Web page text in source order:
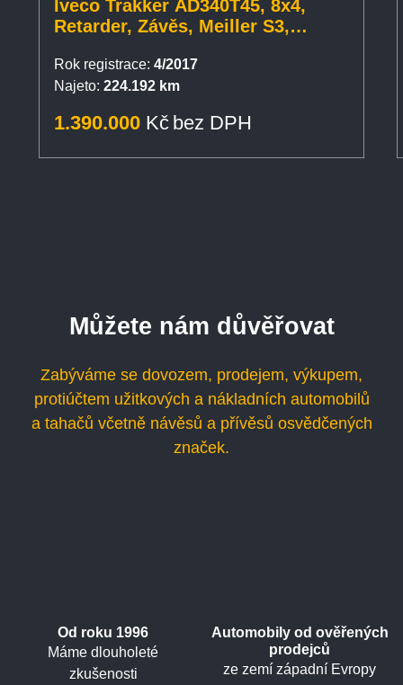
Iveco Trakker AD340T45, 8x4,
Retarder, Závěs, Meiller S3,
Rok registrace: 4/2017
Najeto: 224.192 km
1.390.000 Kč bez DPH
Můžete nám důvěřovat
Zabýváme se dovozem, prodejem, výkupem,
protiúčtem užitkových a nákladních automobilů
a tahačů včetně návěsů a přívěsů osvědčených
značek.
Od roku 1996
Máme dlouholeté
zkušenosti
Automobily od ověřených
prodejců
ze zemí západní Evropy